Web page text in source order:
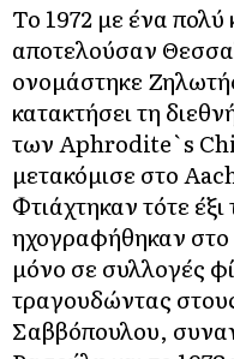
Το 1972 με ένα
αποτελούσαν
ονομάστηκε
κατακτήσει τη
των Aphrodite`s
μετακόμισε στο
Φτιάχτηκαν τότε
ηχογραφήθηκαν
μόνο σε συλλογές
τραγουδώντας
Σαββόπουλου,